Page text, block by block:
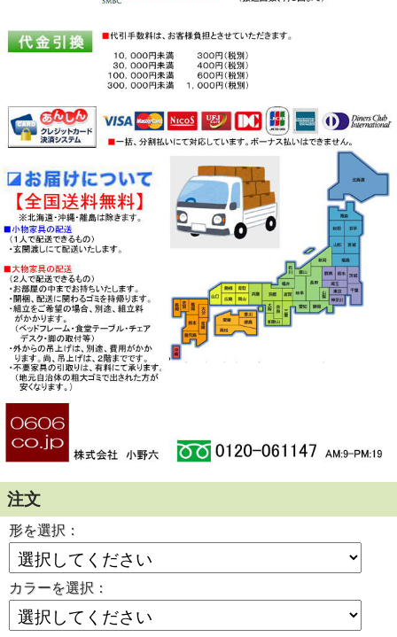
４８×H５０ｃｍ
・カウンター：熱・傷・汚れに強いメラ
ミン化粧板、９５cm高
・カウンター色：ホワイト（ホワイト
色）クローチェ（クローチェ色）
・下台最上部は、便利な３段レール付ス
ライドテーブルです。
・下段引出：２段、軽く押すと閉まるエ
ステックレールを使用
・下段開口部（AA/AH/CH）は、ポリ合
板天板の３段引スライドテーブル付
・下台開口部は、左側面に１口１５００
Wコンセント付
・下台開口部（AA/CH）：W３８×D４
１．５×H３６ｃｍ
・下台開口部（AA/CA）：W５７×D４
・開口部下引出：３段レール付、底板補
強
・下台右開扉（AA/CA）：可動棚２枚入
り、ゆっくり閉まるダンバー丁番付
・下台ゴミ収納（AH/CH）：W５４×D
４５×H８９ｃｍ、可動棚１枚入り
◆ご注意
・床の凹凸にご注意ください。
送料無料（北海道・沖縄・離島除く）
でお届けします。
置込価格です。
格でご提供です。
域。
・離島と一部山間地は、対応できない区
域も有ります。
せをお願いします。
・ご使用のモニターにより、多少色が違
って見える事があります。
注文
形を選択：
カラーを選択：